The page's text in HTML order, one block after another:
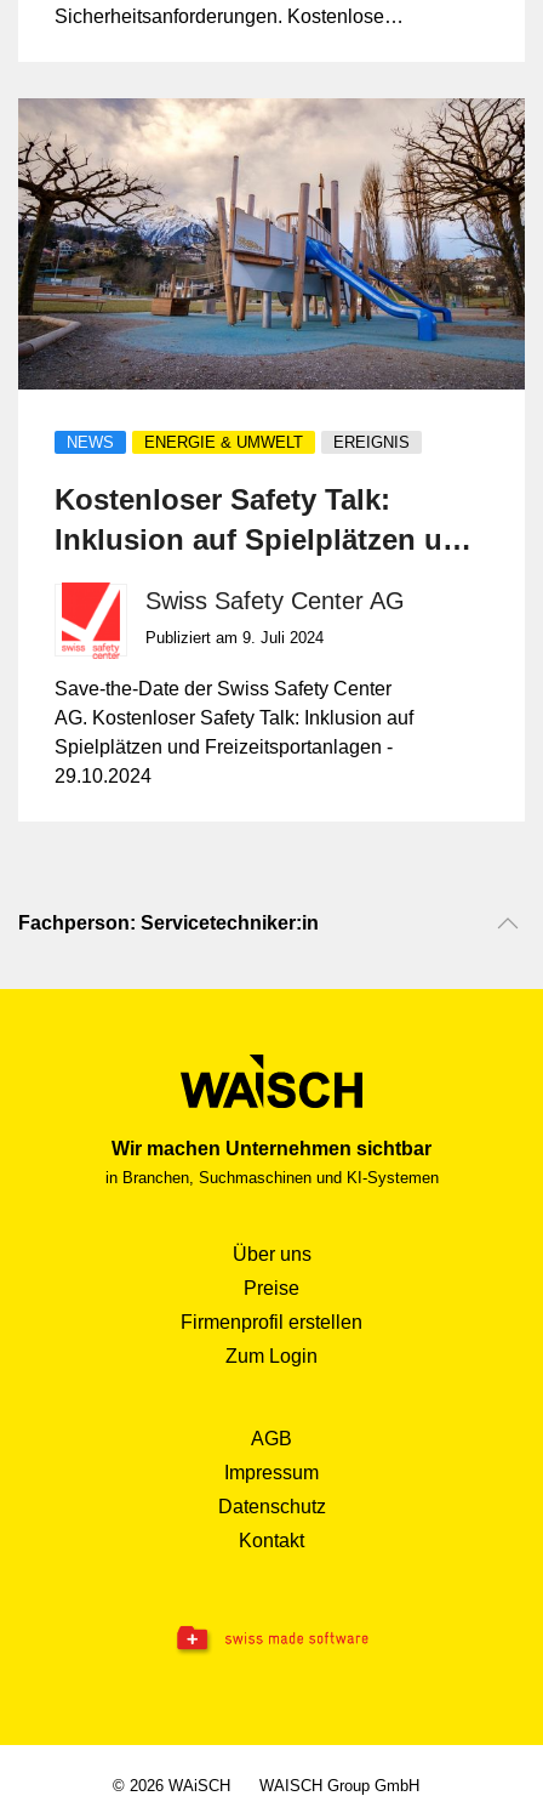
Sicherheitsanforderungen. Kostenlose
NEWS ENERGIE & UMWELT EREIGNIS
Kostenloser Safety Talk:
Inklusion auf Spielplätzen und
Freizeitsportanlagen -
29.10.2024
Swiss Safety Center AG
Publiziert am 9. Juli 2024
Save-the-Date der Swiss Safety Center
AG. Kostenloser Safety Talk: Inklusion auf
Spielplätzen und Freizeitsportanlagen -
29.10.2024
Fachperson: Servicetechniker:in
Wir machen Unternehmen sichtbar
in Branchen, Suchmaschinen und KI-Systemen
Über uns
Preise
Firmenprofil erstellen
Zum Login
AGB
Impressum
Datenschutz
Kontakt
© 2026 WAiSCH
WAISCH Group GmbH